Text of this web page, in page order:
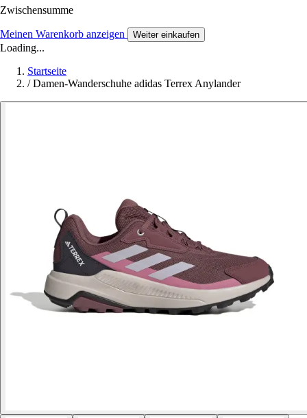
Zwischensumme
Meinen Warenkorb anzeigen Weiter einkaufen
Loading...
Startseite
/ Damen-Wanderschuhe adidas Terrex Anylander